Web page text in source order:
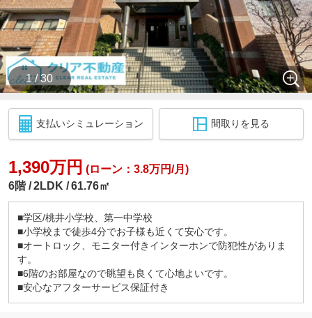
1 / 30
支払いシミュレーション 間取りを見る
1,390万円 (ローン：3.8万円/月)
6階 2LDK 61.76㎡
■学区/桃井小学校、第一中学校
■小学校まで徒歩4分でお子様も近くて安心です。
■オートロック、モニター付きインターホンで防犯性がありま
す。
■6階のお部屋なので眺望も良くて心地よいです。
■安心なアフターサービス保証付き